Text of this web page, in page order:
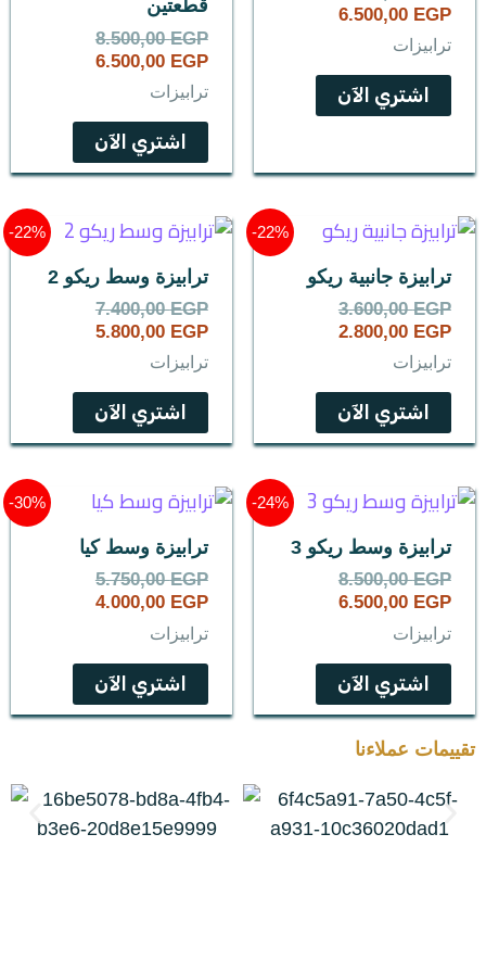
6.500,00 EGP
ترابيزات
اشتري الآن
قطعتين
8.500,00EGP
6.500,00 EGP
ترابيزات
اشتري الآن
22%-
ترابيزة جانبية ريكو
3.600,00EGP
السعر
الأصلي
هو:
3.600,00 EGP.
2.800,00 EGP
السعر
الحالي
هو:
2.800,00 EGP.
ترابيزات
اشتري الآن
22%-
ترابيزة وسط ريكو 2
7.400,00EGP
السعر
الأصلي
هو:
7.400,00 EGP.
5.800,00 EGP
السعر
الحالي
هو:
5.800,00 EGP.
ترابيزات
اشتري الآن
24%-
ترابيزة وسط ريكو 3
8.500,00EGP
السعر
الأصلي
هو:
8.500,00 EGP.
6.500,00 EGP
السعر
الحالي
هو:
6.500,00 EGP.
ترابيزات
اشتري الآن
30%-
ترابيزة وسط كيا
5.750,00EGP
السعر
الأصلي
هو:
4.000,00 EGP
السعر
الحالي
هو:
ترابيزات
اشتري الآن
تقييمات عملاءنا